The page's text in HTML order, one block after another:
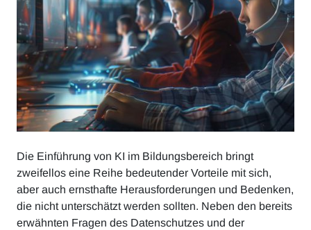
Die Einführung von KI im Bildungsbereich bringt
zweifellos eine Reihe bedeutender Vorteile mit sich,
aber auch ernsthafte Herausforderungen und Bedenken,
die nicht unterschätzt werden sollten. Neben den bereits
erwähnten Fragen des Datenschutzes und der